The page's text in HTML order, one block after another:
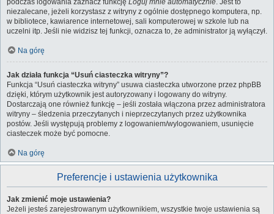
podczas logowania zaznacz funkcję Loguj mnie automatycznie. Jest to
niezalecane, jeżeli korzystasz z witryny z ogólnie dostępnego komputera, np.
w bibliotece, kawiarence internetowej, sali komputerowej w szkole lub na
uczelni itp. Jeśli nie widzisz tej funkcji, oznacza to, że administrator ją wyłączył.
Na górę
Jak działa funkcja “Usuń ciasteczka witryny”?
Funkcja “Usuń ciasteczka witryny” usuwa ciasteczka utworzone przez phpBB
dzięki, którym użytkownik jest autoryzowany i logowany do witryny.
Dostarczają one również funkcję – jeśli została włączona przez administratora
witryny – śledzenia przeczytanych i nieprzeczytanych przez użytkownika
postów. Jeśli występują problemy z logowaniem/wylogowaniem, usunięcie
ciasteczek może być pomocne.
Na górę
Preferencje i ustawienia użytkownika
Jak zmienić moje ustawienia?
Jeżeli jesteś zarejestrowanym użytkownikiem, wszystkie twoje ustawienia są